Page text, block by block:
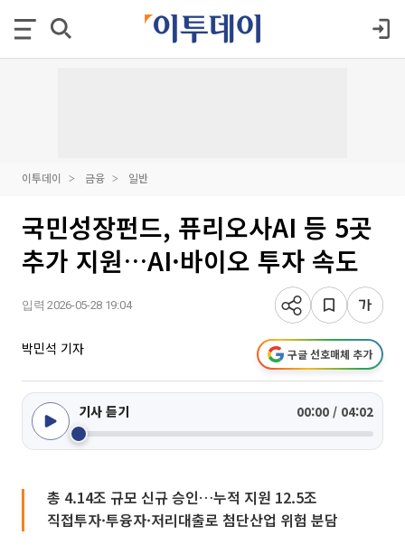
이투데이 금융 일반
국민성장펀드, 퓨리오사AI 등 5곳
추가 지원…AI·바이오 투자 속도
입력 2026-05-28 19:04
박민석 기자 구글 선호매체 추가
기사 듣기 00:00 / 04:02
총 4.14조 규모 신규 승인…누적 지원 12.5조
직접투자·투융자·저리대출로 첨단산업 위험 분담